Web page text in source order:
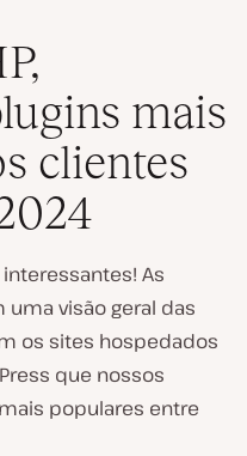
mais
clientes
As
visão geral das
os sites hospedados
que nossos
populares entre